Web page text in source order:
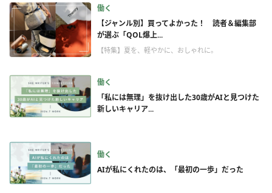
働く
【ジャンル別】買ってよかった！ 読者＆編集部
が選ぶ「QOL爆上...
【特集】夏を、軽やかに、おしゃれに。
働く
「私には無理」を抜け出した30歳がAIと見つけた
新しいキャリア...
働く
AIが私にくれたのは、「最初の一歩」だった